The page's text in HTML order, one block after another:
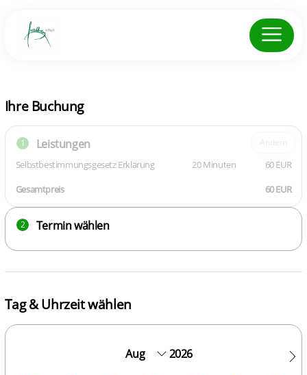
Tag & Uhrzeit wählen
2026
Ihre Buchung
1 Leistungen
Selbstbestimmungsgesetz Erklärung 20 Minuten
60 EUR
Gesamtpreis
60 EUR
2 Termin wählen